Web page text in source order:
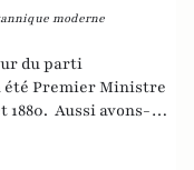
moderne
du parti
Premier Ministre
1880. Aussi avons-
depuis quelques
par un